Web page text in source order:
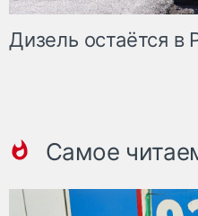
Дизель остаётся в
Самое